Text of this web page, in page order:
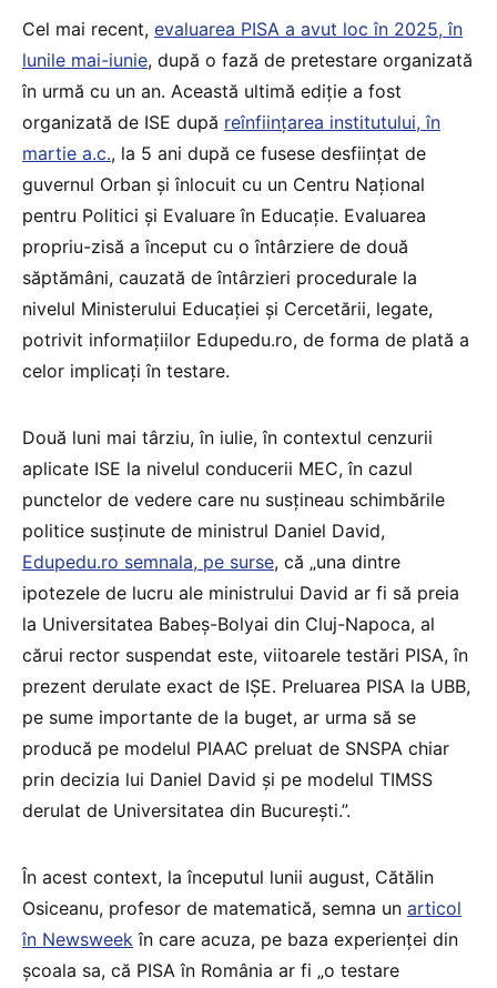
Cel mai recent, evaluarea PISA a avut loc în 2025, în
lunile mai-iunie, după o fază de pretestare organizată
în urmă cu un an. Această ultimă ediție a fost
organizată de ISE după reînființarea institutului, în
martie a.c., la 5 ani după ce fusese desființat de
guvernul Orban și înlocuit cu un Centru Național
pentru Politici și Evaluare în Educație. Evaluarea
propriu-zisă a început cu o întârziere de două
săptămâni, cauzată de întârzieri procedurale la
nivelul Ministerului Educației și Cercetării, legate,
potrivit informațiilor Edupedu.ro, de forma de plată a
celor implicați în testare.
Două luni mai târziu, în iulie, în contextul cenzurii
aplicate ISE la nivelul conducerii MEC, în cazul
punctelor de vedere care nu susțineau schimbările
politice susținute de ministrul Daniel David,
Edupedu.ro semnala, pe surse, că „una dintre
ipotezele de lucru ale ministrului David ar fi să preia
la Universitatea Babeș-Bolyai din Cluj-Napoca, al
cărui rector suspendat este, viitoarele testări PISA, în
prezent derulate exact de IȘE. Preluarea PISA la UBB,
pe sume importante de la buget, ar urma să se
producă pe modelul PIAAC preluat de SNSPA chiar
prin decizia lui Daniel David și pe modelul TIMSS
derulat de Universitatea din București.”.
În acest context, la începutul lunii august, Cătălin
Osiceanu, profesor de matematică, semna un articol
în Newsweek în care acuza, pe baza experienței din
școala sa, că PISA în România ar fi „o testare